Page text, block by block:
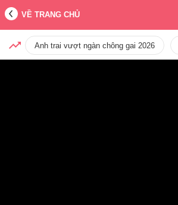
VỀ TRANG CHỦ
Anh trai vượt ngàn chông gai 2026